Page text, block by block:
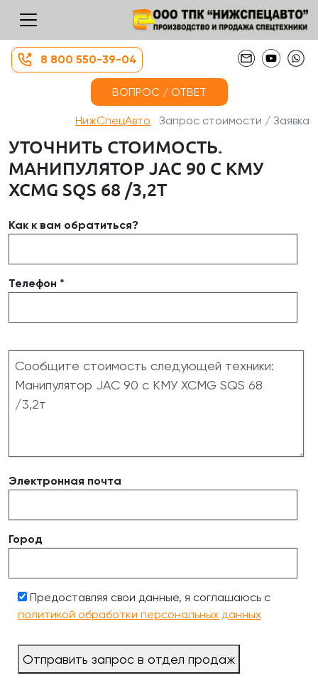
8 800 550-39-04
ВОПРОС / ОТВЕТ
НижСпецАвто Запрос стоимости / Заявка
УТОЧНИТЬ СТОИМОСТЬ.
МАНИПУЛЯТОР JAC 90 С КМУ
XCMG SQS 68 /3,2Т
Как к вам обратиться?
Телефон *
Электронная почта
Город
Предоставляя свои данные, я соглашаюсь с
политикой обработки персональных данных
Отправить запрос в отдел продаж